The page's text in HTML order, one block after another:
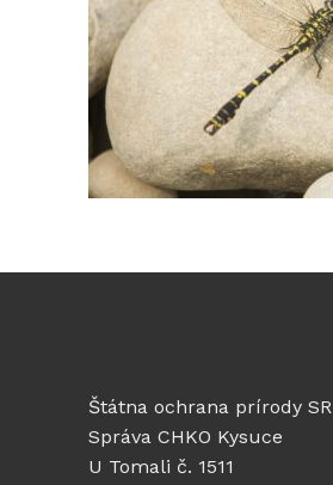
Štátna ochrana prírody SR
Správa CHKO Kysuce
U Tomali č. 1511